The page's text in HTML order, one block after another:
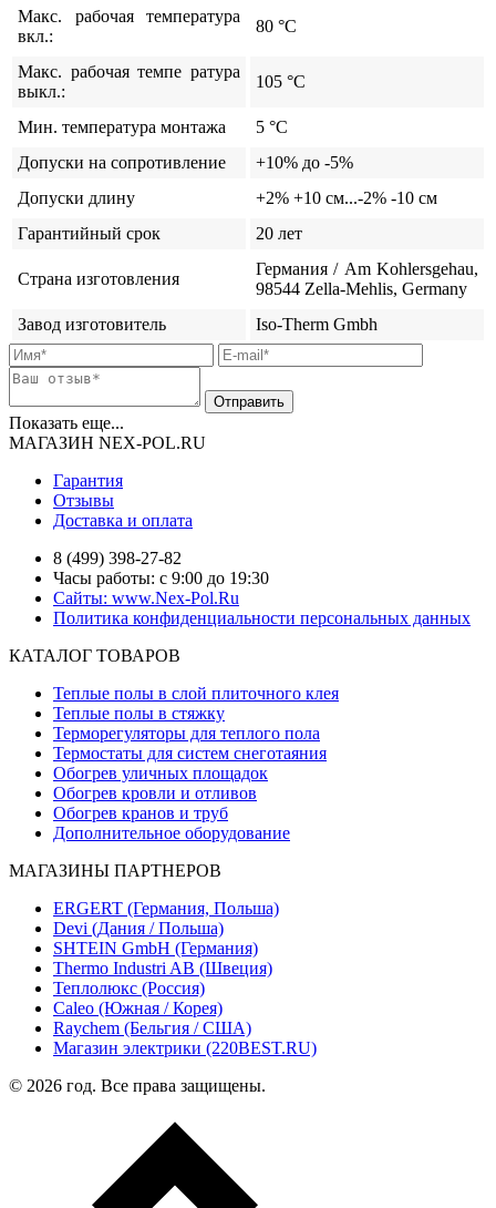
Макс. рабочая температура
вкл.:
80 °C
Макс. рабочая темпе ратура
выкл.:
105 °C
Мин. температура монтажа
5 °C
Допуски на сопротивление
+10% до -5%
Допуски длину
+2% +10 см...-2% -10 см
Гарантийный срок
20 лет
Страна изготовления
Германия / Am Kohlersgehau,
98544 Zella-Mehlis, Germany
Завод изготовитель
Iso-Therm Gmbh
Показать еще...
МАГАЗИН NEX-POL.RU
Гарантия
Отзывы
Доставка и оплата
8 (499) 398-27-82
Часы работы: с 9:00 до 19:30
Сайты: www.Nex-Pol.Ru
Политика конфиденциальности персональных данных
КАТАЛОГ ТОВАРОВ
Теплые полы в слой плиточного клея
Теплые полы в стяжку
Терморегуляторы для теплого пола
Термостаты для систем снеготаяния
Обогрев уличных площадок
Обогрев кровли и отливов
Обогрев кранов и труб
Дополнительное оборудование
МАГАЗИНЫ ПАРТНЕРОВ
ERGERT (Германия, Польша)
Devi (Дания / Польша)
SHTEIN GmbH (Германия)
Thermo Industri AB (Швеция)
Теплолюкс (Россия)
Caleo (Южная / Корея)
Raychem (Бельгия / США)
Магазин электрики (220BEST.RU)
© 2026 год. Все права защищены.